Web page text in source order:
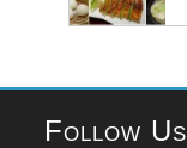
Follow Us